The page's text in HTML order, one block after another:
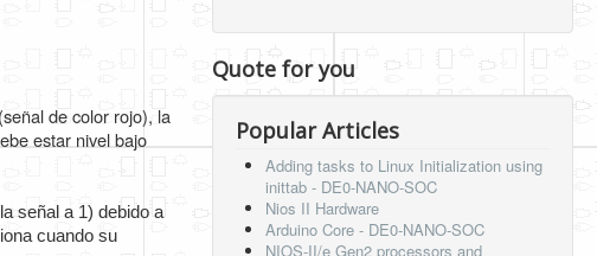
de color rojo), la
estar nivel bajo
señal a 1) debido a
cuando su
Quote for you
Popular Articles
Adding tasks to Linux Initialization using
inittab - DE0-NANO-SOC
Nios II Hardware
Arduino Core - DE0-NANO-SOC
NIOS-II/e Gen2 processors and